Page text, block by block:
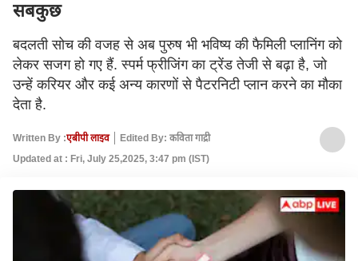
सबकुछ
बदलती सोच की वजह से अब पुरुष भी भविष्य की फैमिली प्लानिंग को
लेकर सजग हो गए हैं. स्पर्म फ्रीजिंग का ट्रेंड तेजी से बढ़ा है, जो
उन्हें करियर और कई अन्य कारणों से पैटरनिटी प्लान करने का मौका
देता है.
Written By :एबीपी लाइव
Edited By: कविता गाद्री
Updated at : Fri, July 25,2025, 3:47 pm (IST)